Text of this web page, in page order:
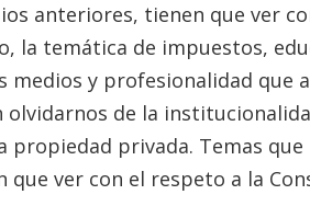
anteriores, tienen que ver
la temática de impuestos,
medios y profesionalidad que
de la
propiedad privada. Temas
que ver con el respeto a la